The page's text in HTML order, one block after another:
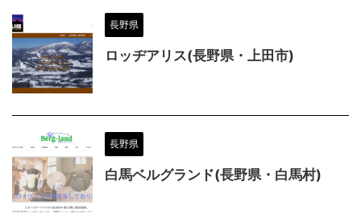
長野県
ロッヂアリス(長野県・上田市)
長野県
白馬ベルグランド(長野県・白馬村)